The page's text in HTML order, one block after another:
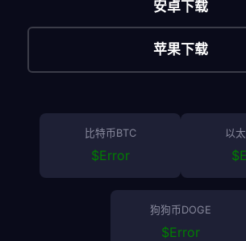
安卓下载
苹果下载
比特币BTC
$Error
以
$
狗狗币DOGE
$Error